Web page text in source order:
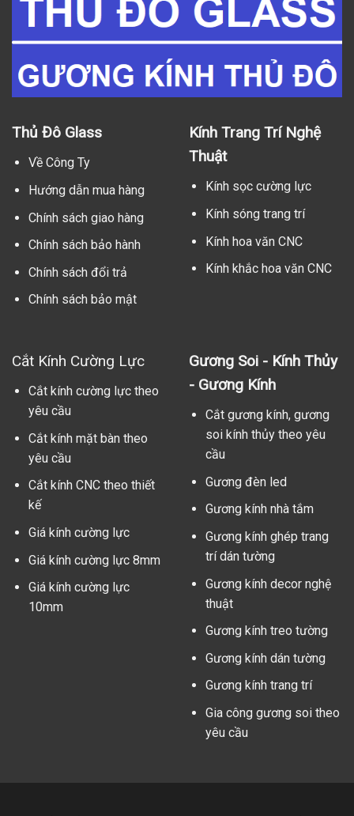
Thủ Đô Glass
Về Công Ty
Hướng dẫn mua hàng
Chính sách giao hàng
Chính sách bảo hành
Chính sách đổi trả
Chính sách bảo mật
Kính Trang Trí Nghệ
Thuật
Kính sọc cường lực
Kính sóng trang trí
Kính hoa văn CNC
Kính khắc hoa văn CNC
Cắt Kính Cường Lực
Cắt kính cường lực theo
yêu cầu
Cắt kính mặt bàn theo
yêu cầu
Cắt kính CNC theo thiết
kế
Giá kính cường lực
Giá kính cường lực 8mm
Giá kính cường lực
10mm
Gương Soi - Kính Thủy
- Gương Kính
Cắt gương kính, gương
soi kính thủy theo yêu
cầu
Gương đèn led
Gương kính nhà tắm
Gương kính ghép trang
trí dán tường
Gương kính decor nghệ
thuật
Gương kính treo tường
Gương kính dán tường
Gương kính trang trí
Gia công gương soi theo
yêu cầu